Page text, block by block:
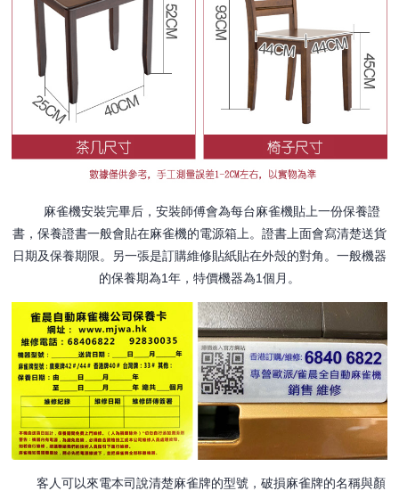
麻雀機安裝完畢后，安裝師傅會為每台麻雀機貼上一份保養證
書，保養證書一般會貼在麻雀機的電源箱上。證書上面會寫清楚送貨
日期及保養期限。另一張是訂購維修貼紙貼在外殼的對角。一般機器
的保養期為1年，特價機器為1個月。
客人可以來電本司說清楚麻雀牌的型號，破損麻雀牌的名稱與顏